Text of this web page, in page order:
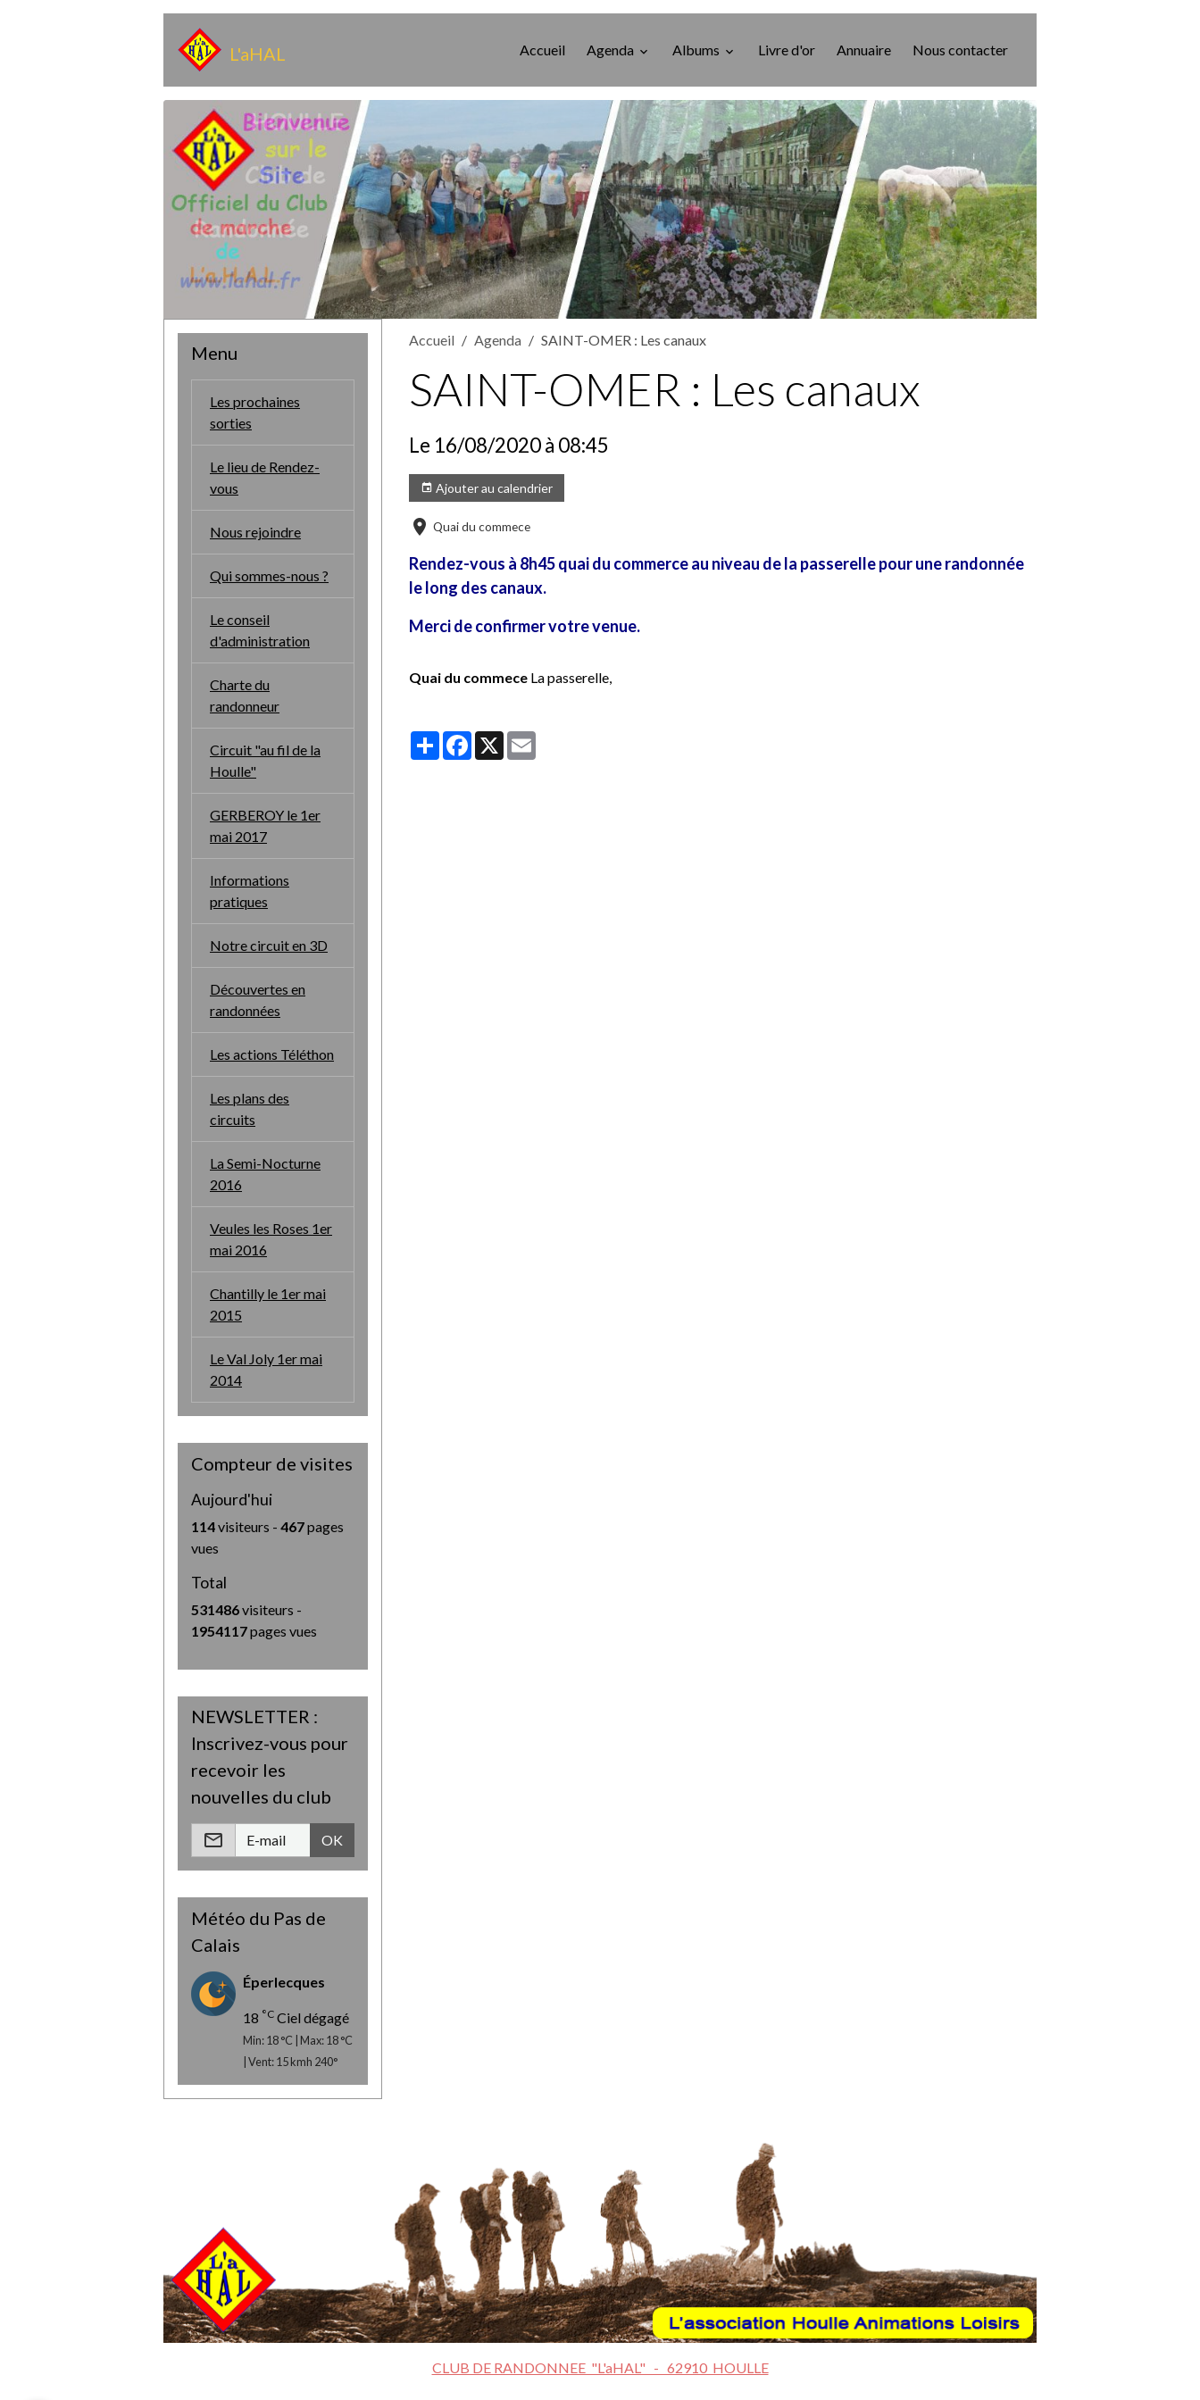
L'aHAL Accueil Agenda Albums Livre d'or Annuaire Nous contacter
Accueil Agenda SAINT-OMER : Les canaux
SAINT-OMER : Les canaux
Le 16/08/2020 à 08:45
Ajouter au calendrier
Quai du commece
Rendez-vous à 8h45 quai du commerce au niveau de la passerelle pour une randonnée
le long des canaux.
Merci de confirmer votre venue.
Quai du commeceLa passerelle,
PartagerFacebook
X Email
Menu
Les prochaines
sorties
Le lieu de Rendez-
vous
Nous rejoindre
Qui sommes-nous ?
Le conseil
d'administration
Charte du
randonneur
Circuit "au fil de la
Houlle"
GERBEROY le 1er
mai 2017
Informations
pratiques
Notre circuit en 3D
Découvertes en
randonnées
Les actions Téléthon
Les plans des
circuits
La Semi-Nocturne
2016
Veules les Roses 1er
mai 2016
Chantilly le 1er mai
2015
Le Val Joly 1er mai
2014
Compteur de visites
Aujourd'hui
114visiteurs - 467pages
vues
Total
531486visiteurs -
1954117pages vues
NEWSLETTER :
Inscrivez-vous pour
recevoir les
nouvelles du club
OK
Météo du Pas de
Calais
Éperlecques
18 °C Ciel dégagé
Min: 18 °C | Max: 18 °C
| Vent: 15 kmh 240°
CLUB DE RANDONNEE "L'aHAL" - 62910 HOULLE